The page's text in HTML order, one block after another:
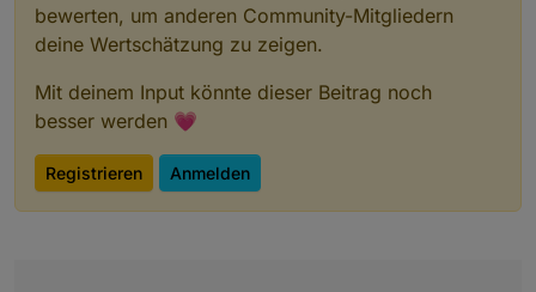
bewerten, um anderen Community-Mitgliedern
deine Wertschätzung zu zeigen.
Mit deinem Input könnte dieser Beitrag noch
besser werden 💗
Registrieren Anmelden